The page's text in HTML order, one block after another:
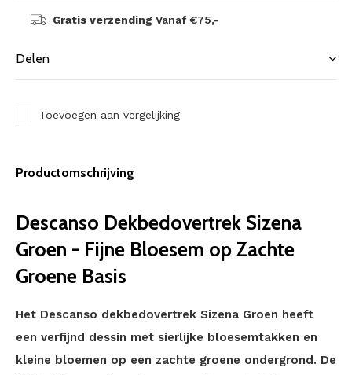
Gratis verzending Vanaf €75,-
Delen
Toevoegen aan vergelijking
Productomschrijving
Descanso Dekbedovertrek Sizena
Groen - Fijne Bloesem op Zachte
Groene Basis
Het Descanso dekbedovertrek Sizena Groen heeft
een verfijnd dessin met sierlijke bloesemtakken en
kleine bloemen op een zachte groene ondergrond. De